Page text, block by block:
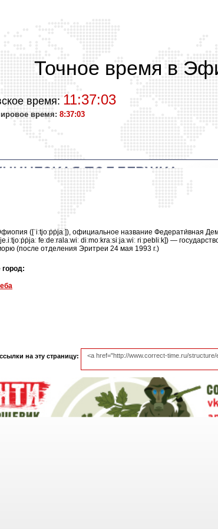
Точное время в
время: 11:37:03
время: 8:37:03
([ʾiːtjoːṗṗjaː]), официальное название Федерати́вная
feːdeːralaːwiː diːmoːkraːsiːjaːwiː riːpebliːk]) —
(после отделения Эритреи 24 мая 1993 г.)
на эту страницу: